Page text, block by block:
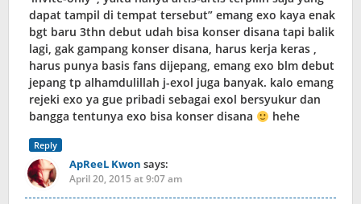
dapat tampil di tempat tersebut” emang exo kaya enak
bgt baru 3thn debut udah bisa konser disana tapi balik
lagi, gak gampang konser disana, harus kerja keras ,
harus punya basis fans dijepang, emang exo blm debut
jepang tp alhamdulillah j-exol juga banyak. kalo emang
rejeki exo ya gue pribadi sebagai exol bersyukur dan
bangga tentunya exo bisa konser disana
hehe
Reply
ApReeL Kwon says:
April 20, 2015 at 9:07 am